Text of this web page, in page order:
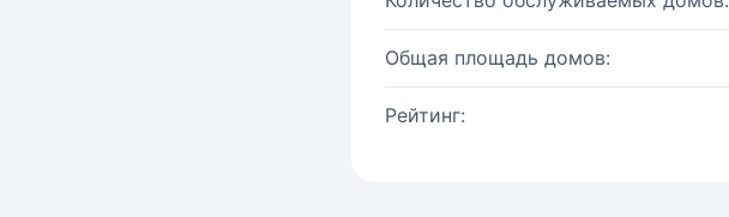
Общая площадь домов:
Рейтинг: